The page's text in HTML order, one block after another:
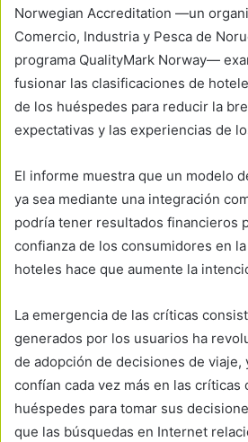
Norwegian Accreditation —un
Comercio, Industria y Pesca de
programa QualityMark Norway—
fusionar las clasificaciones de
de los huéspedes para reducir la
expectativas y las experiencias de
El informe muestra que un modelo
ya sea mediante una integración
podría tener resultados financieros
confianza de los consumidores en
hoteles hace que aumente la
La emergencia de las críticas
generados por los usuarios ha
de adopción de decisiones de viaje,
confían cada vez más en las críticas
huéspedes para tomar sus
que las búsquedas en Internet